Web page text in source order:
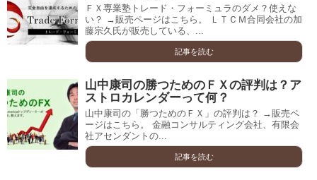
ＦＸ専業塾トレード・フォーミュラのダメ？使えな
い？ →販売ページはこちら。 ＬＴＣＭ合同会社の加
藤宗久氏が販売している、...
記事を読む
山中康司の勝つためのＦＸの評判は？ア
ストロカレンダーって何？
山中康司の「勝つためのＦＸ」の評判は？ →販売ペ
ージはこちら。 金融コンサルティング会社、有限会
社アセンダントの...
記事を読む